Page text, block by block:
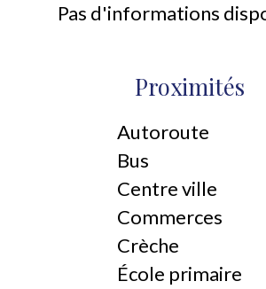
Pas d'informations
Proximités
Autoroute
Bus
Centre ville
Commerces
Crèche
École primaire